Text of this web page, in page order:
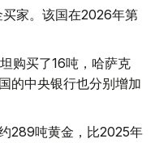
家。该国在2026年第
购买了16吨，哈萨克
的中央银行也分别增加
289吨黄金，比2025年